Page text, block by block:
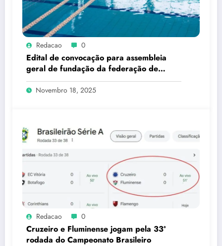
Redacao 0
Edital de convocação para assembleia
geral de fundação da federação de
esportes subaquáticos do estado do rio
de janeiro – FESARJ
Novembro 18, 2025
Redacao 0
Cruzeiro e Fluminense jogam pela 33ª
rodada do Campeonato Brasileiro